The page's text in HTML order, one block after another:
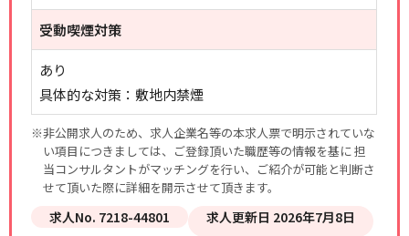
受動喫煙対策
あり
具体的な対策：敷地内禁煙
※非公開求人のため、求人企業名等の本求人票で明示されていな
い項目につきましては、ご登録頂いた職歴等の情報を基に 担
当コンサルタントがマッチングを行い、ご紹介が可能と判断さ
せて頂いた際に詳細を開示させて頂きます。
求人No. 7218-44801 求人更新日 2026年7月8日